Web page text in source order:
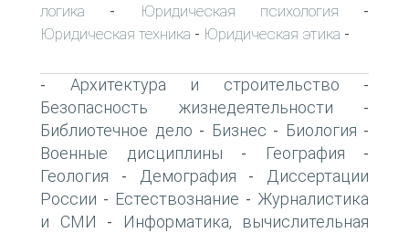
логика - Юридическая психология -
Юридическая техника - Юридическая этика -
- Архитектура и строительство -
Безопасность жизнедеятельности -
Библиотечное дело - Бизнес - Биология -
Военные дисциплины - География -
Геология - Демография -
Диссертации
России - Естествознание - Журналистика
и СМИ -
Информатика, вычислительная